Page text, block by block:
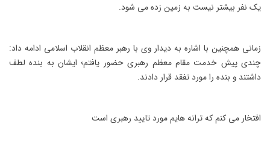
یک نفر بیشتر نیست به زمین زده می شود.
زمانی همچنین با اشاره به دیدار وی با رهبر معظم انقلاب اسلامی ادامه داد:
چندی پیش خدمت مقام معظم رهبری حضور یافتم؛ ایشان به بنده لطف
داشتند و بنده را مورد تفقد قرار دادند.
افتخار می کنم که ترانه هایم مورد تایید رهبری است